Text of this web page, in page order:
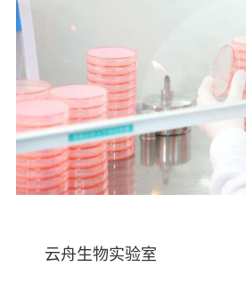
云舟生物实验室